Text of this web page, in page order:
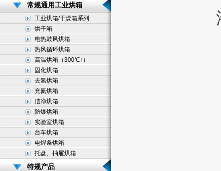
常规通用工业烘箱
工业烘箱/干燥箱系列
烘干箱
电热鼓风烘箱
热风循环烘箱
高温烘箱（300℃↑）
固化烘箱
去氢烘箱
充氮烘箱
洁净烘箱
防爆烘箱
实验室烘箱
台车烘箱
电焊条烘箱
托盘、抽屉烘箱
特规产品